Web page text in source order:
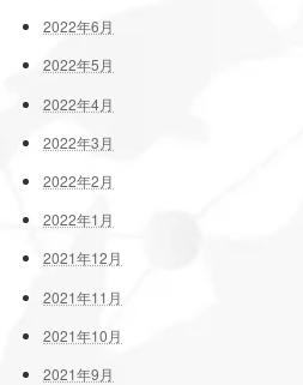
2022年6月
2022年5月
2022年4月
2022年3月
2022年2月
2022年1月
2021年12月
2021年11月
2021年10月
2021年9月